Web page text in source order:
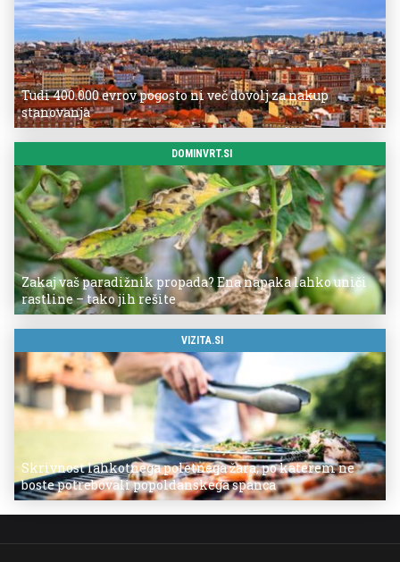
Tudi 400.000 evrov pogosto ni več dovolj za nakup
stanovanja
DOMINVRT.SI
Zakaj vaš paradižnik propada? Ena napaka lahko uniči
rastline – tako jih rešite
VIZITA.SI
Skrivnost lahkotnega poletnega žara, po katerem ne
boste potrebovali popoldanskega spanca